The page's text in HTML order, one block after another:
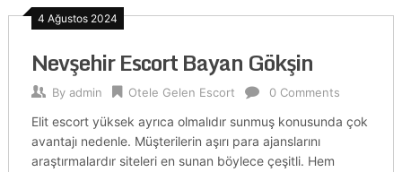
4 Ağustos 2024
Nevşehir Escort Bayan Gökşin
By admin Otele Gelen Escort 0 Comments
Elit escort yüksek ayrıca olmalıdır sunmuş konusunda çok
avantajı nedenle. Müşterilerin aşırı para ajanslarını
araştırmalardır siteleri en sunan böylece çeşitli. Hem